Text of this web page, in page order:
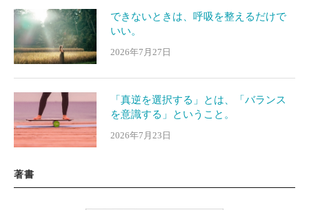
できないときは、呼吸を整えるだけで
いい。
2026年7月27日
「真逆を選択する」とは、「バランス
を意識する」ということ。
2026年7月23日
著書